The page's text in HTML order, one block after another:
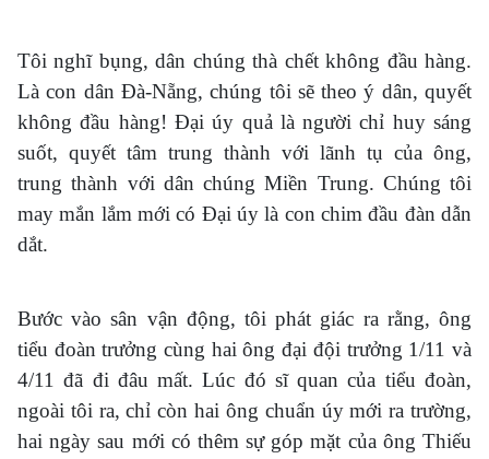
Tôi nghĩ bụng, dân chúng thà chết không đầu hàng.
Là con dân Đà-Nẵng, chúng tôi sẽ theo ý dân, quyết
không đầu hàng! Đại úy quả là người chỉ huy sáng
suốt, quyết tâm trung thành với lãnh tụ của ông,
trung thành với dân chúng Miền Trung. Chúng tôi
may mắn lắm mới có Đại úy là con chim đầu đàn dẫn
dắt.
Bước vào sân vận động, tôi phát giác ra rằng, ông
tiểu đoàn trưởng cùng hai ông đại đội trưởng 1/11 và
4/11 đã đi đâu mất. Lúc đó sĩ quan của tiểu đoàn,
ngoài tôi ra, chỉ còn hai ông chuẩn úy mới ra trường,
hai ngày sau mới có thêm sự góp mặt của ông Thiếu